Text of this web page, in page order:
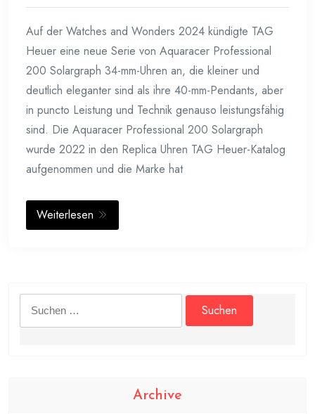
Auf der Watches and Wonders 2024 kündigte TAG
Heuer eine neue Serie von Aquaracer Professional
200 Solargraph 34-mm-Uhren an, die kleiner und
deutlich eleganter sind als ihre 40-mm-Pendants, aber
in puncto Leistung und Technik genauso leistungsfähig
sind. Die Aquaracer Professional 200 Solargraph
wurde 2022 in den Replica Uhren TAG Heuer-Katalog
aufgenommen und die Marke hat
Weiterlesen
Suchen
nach:
Archive